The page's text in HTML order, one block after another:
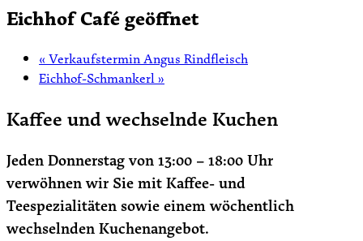
Eichhof Café geöffnet
« Verkaufstermin Angus Rindfleisch
Eichhof-Schmankerl»
Kaffee und wechselnde Kuchen
Jeden Donnerstag von 13:00 – 18:00 Uhr
verwöhnen wir Sie mit Kaffee- und
Teespezialitäten sowie einem wöchentlich
wechselnden Kuchenangebot.